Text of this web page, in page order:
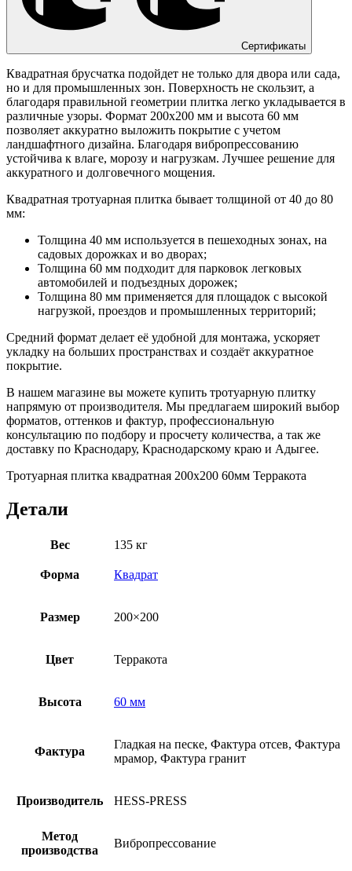
Сертификаты
Квадратная брусчатка подойдет не только для двора или сада,
но и для промышленных зон. Поверхность не скользит, а
благодаря правильной геометрии плитка легко укладывается в
различные узоры. Формат 200х200 мм и высота 60 мм
позволяет аккуратно выложить покрытие с учетом
ландшафтного дизайна. Благодаря вибропрессованию
устойчива к влаге, морозу и нагрузкам. Лучшее решение для
аккуратного и долговечного мощения.
Квадратная тротуарная плитка бывает толщиной от 40 до 80
мм:
Толщина 40 мм используется в пешеходных зонах, на
садовых дорожках и во дворах;
Толщина 60 мм подходит для парковок легковых
автомобилей и подъездных дорожек;
Толщина 80 мм применяется для площадок с высокой
нагрузкой, проездов и промышленных территорий;
Средний формат делает её удобной для монтажа, ускоряет
укладку на больших пространствах и создаёт аккуратное
покрытие.
В нашем магазине вы можете купить тротуарную плитку
напрямую от производителя. Мы предлагаем широкий выбор
форматов, оттенков и фактур, профессиональную
консультацию по подбору и просчету количества, а так же
доставку по Краснодару, Краснодарскому краю и Адыгее.
Тротуарная плитка квадратная 200х200 60мм Терракота
Детали
Вес 135 кг
Форма Квадрат
Размер 200×200
Цвет Терракота
Высота 60 мм
Фактура
Гладкая на песке, Фактура отсев, Фактура
мрамор, Фактура гранит
Производитель HESS-PRESS
Метод
производства
Вибропрессование